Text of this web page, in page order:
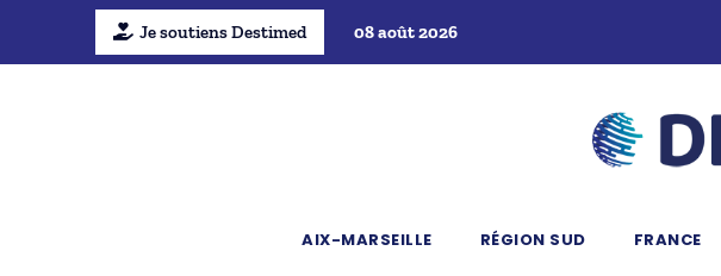
Je soutiens Destimed 08 août 2026
AIX-MARSEILLE RÉGION SUD FRANCE